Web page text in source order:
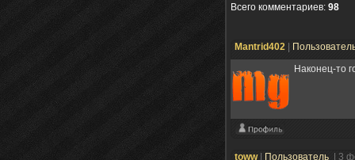
Всего комментариев: 98
Mantrid402
Наконец-то
toww| Пользователь
| 3